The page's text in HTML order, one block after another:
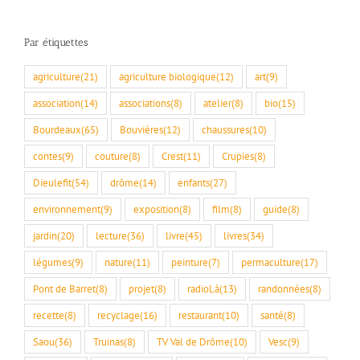
Par étiquettes
agriculture(21) agriculture biologique(12) art(9)
association(14) associations(8) atelier(8) bio(15)
Bourdeaux(65) Bouvières(12) chaussures(10)
contes(9) couture(8) Crest(11) Crupies(8)
Dieulefit(54) drôme(14) enfants(27)
environnement(9) exposition(8) film(8) guide(8)
jardin(20) lecture(36) livre(45) livres(34)
légumes(9) nature(11) peinture(7) permaculture(17)
Pont de Barret(8) projet(8) radioLà(13) randonnées(8)
recette(8) recyclage(16) restaurant(10) santé(8)
Saou(36) Truinas(8) TV Val de Drôme(10) Vesc(9)